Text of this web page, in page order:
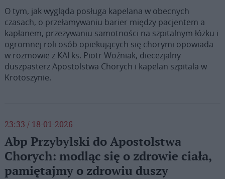
O tym, jak wygląda posługa kapelana w obecnych
czasach, o przełamywaniu barier między pacjentem a
kapłanem, przeżywaniu samotności na szpitalnym łóżku i
ogromnej roli osób opiekujących się chorymi opowiada
w rozmowie z KAI ks. Piotr Woźniak, diecezjalny
duszpasterz Apostolstwa Chorych i kapelan szpitala w
Krotoszynie.
23:33 / 18-01-2026
Abp Przybylski do Apostolstwa
Chorych: modląc się o zdrowie ciała,
pamiętajmy o zdrowiu duszy